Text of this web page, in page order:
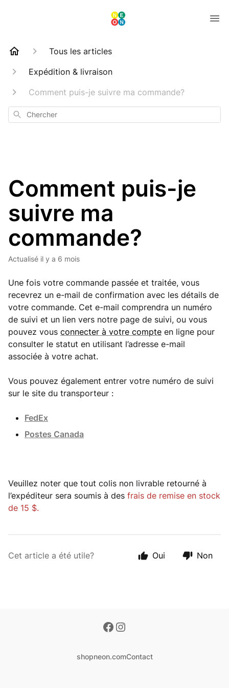
Tous les articles
Expédition & livraison
Comment puis-je suivre ma commande?
Chercher
Comment puis-je
suivre ma
commande?
Actualisé il y a 6 mois
Une fois votre commande passée et traitée, vous
recevrez un e-mail de confirmation avec les détails de
votre commande. Cet e-mail comprendra un numéro
de suivi et un lien vers notre page de suivi, ou vous
pouvez vous connecter à votre compte en ligne pour
consulter le statut en utilisant l’adresse e-mail
associée à votre achat.
Vous pouvez également entrer votre numéro de suivi
sur le site du transporteur :
FedEx
Postes Canada
Veuillez noter que tout colis non livrable retourné à
l’expéditeur sera soumis à des frais de remise en stock
de 15 $.
Cet article a été utile? Oui Non
shopneon.comContact